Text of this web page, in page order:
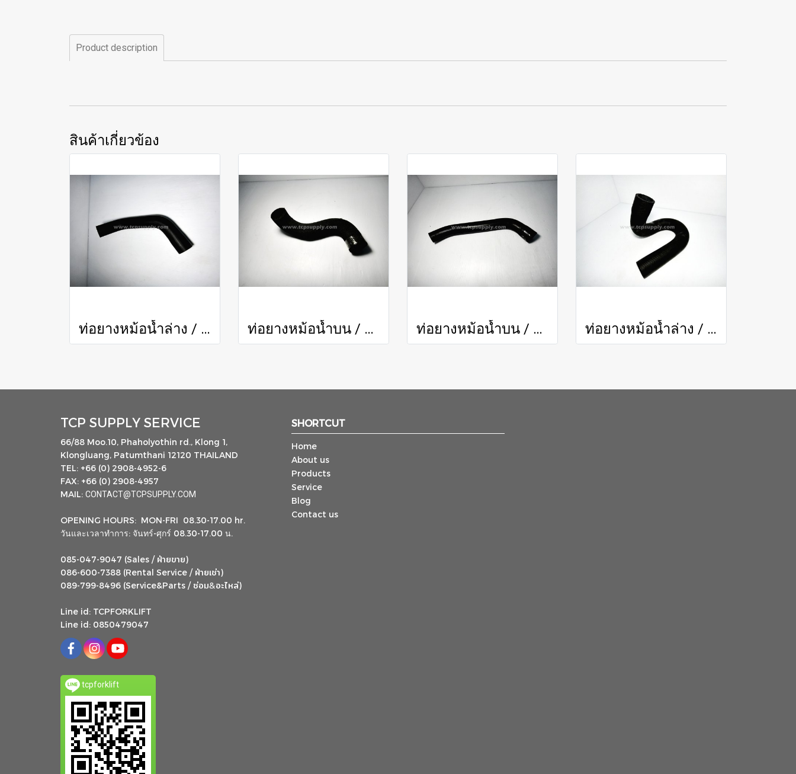
Product description
สินค้าเกี่ยวข้อง
ท่อยางหม้อน้ำล่าง / Radiator Hose (Lower) ท่อยางหม้อน้ำบน / Radiator Hose (Upper) ท่อยางหม้อน้ำบน / Radiator Hose (Upper) ท่อยางหม้อน้ำล่าง / Radiator Hose (Lower)
TCP SUPPLY SERVICE
66/88 Moo.10, Phaholyothin rd., Klong 1,
Klongluang, Patumthani 12120 THAILAND
TEL: +66 (0) 2908-4952-6
FAX: +66 (0) 2908-4957
MAIL: CONTACT@TCPSUPPLY.COM
OPENING HOURS: MON-FRI 08.30-17.00 hr.
วันและเวลาทำการ: จันทร์-ศุกร์ 08.30-17.00 น.
085-047-9047 (Sales / ฝ่ายขาย)
086-600-7388 (Rental Service / ฝ่ายเช่า)
089-799-8496 (Service&Parts / ซ่อม&อะไหล่)
Line id: TCPFORKLIFT
Line id: 0850479047
tcpforklift
SHORTCUT
Home
About us
Products
Service
Blog
Contact us